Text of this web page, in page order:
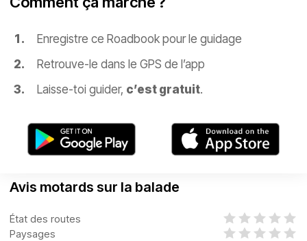
Enregistre ce Roadbook pour le guidage
Retrouve-le dans le GPS de l’app
Laisse-toi guider, c’est gratuit.
Avis motards sur la balade
État des routes
Paysages